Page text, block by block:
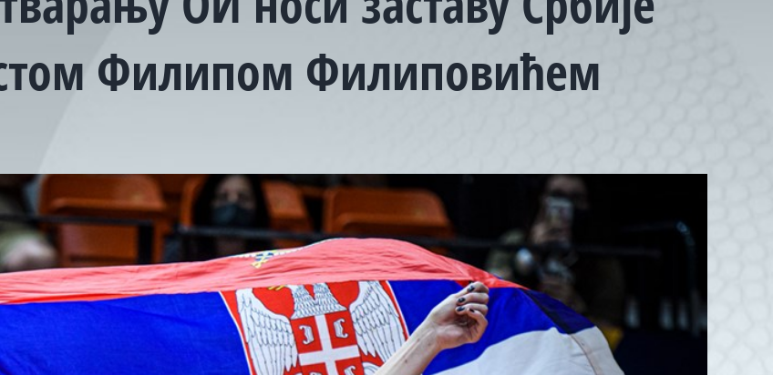
Филипом Филиповићем